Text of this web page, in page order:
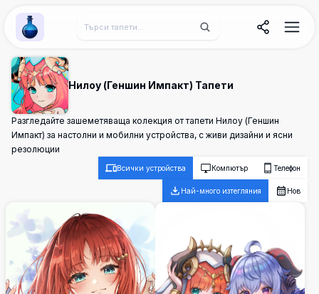
Wallpaper Alchemy
Нилоу (Геншин Импакт) Тапети
Разгледайте зашеметяваща колекция от тапети Нилоу (Геншин
Импакт) за настолни и мобилни устройства, с живи дизайни и ясни
резолюции
Всички устройства Компютър Телефон
Най-много изтегляния Нов